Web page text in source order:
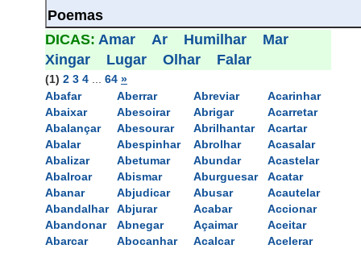
Poemas
DICAS: Amar Ar Humilhar
Mar
Xingar
Lugar Olhar Falar
(1) 2 3 4 64 »
Abafar
Abaixar
Abalançar
Abalar
Abalizar
Abalroar
Abanar
Abandalhar
Abandonar
Abarcar
Aberrar
Abesoirar
Abesourar
Abespinhar
Abetumar
Abismar
Abjudicar
Abjurar
Abnegar
Abocanhar
Abreviar
Abrigar
Abrilhantar
Abrolhar
Abundar
Aburguesar
Abusar
Acabar
Açaimar
Acalcar
Acarinhar
Acarretar
Acartar
Acasalar
Acastelar
Acatar
Acautelar
Accionar
Aceitar
Acelerar